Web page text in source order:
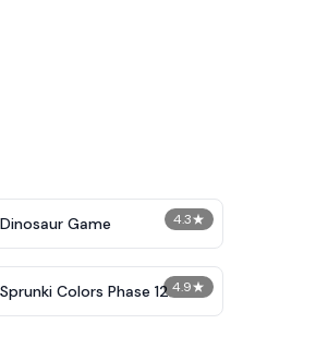
4.3★
Dinosaur Game
4.9★
Sprunki Colors Phase 12